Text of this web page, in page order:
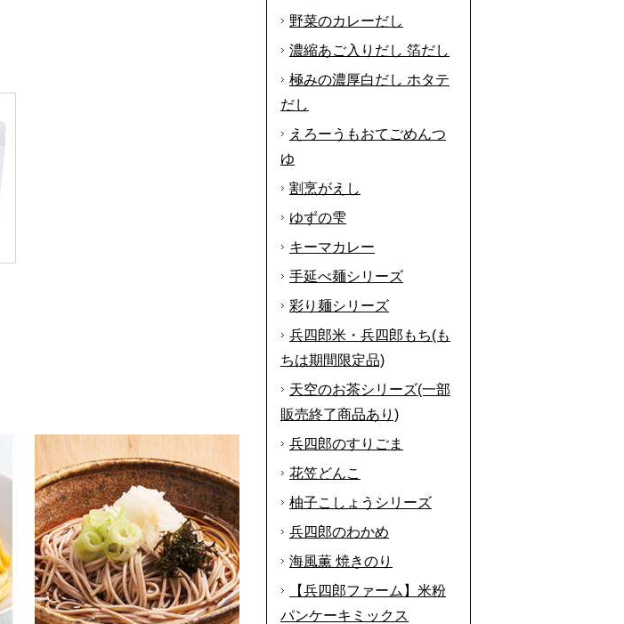
野菜のカレーだし
濃縮あご入りだし 箔だし
極みの濃厚白だし ホタテ
だし
えろーうもおてごめんつ
ゆ
割烹がえし
ゆずの雫
キーマカレー
手延べ麺シリーズ
彩り麺シリーズ
兵四郎米・兵四郎もち(も
ちは期間限定品)
天空のお茶シリーズ(一部
販売終了商品あり)
兵四郎のすりごま
花笠どんこ
柚子こしょうシリーズ
兵四郎のわかめ
海風薫 焼きのり
【兵四郎ファーム】米粉
パンケーキミックス